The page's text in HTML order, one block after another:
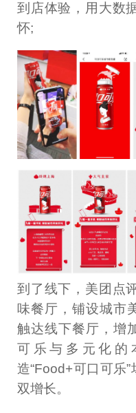
到店体验，用大数
怀;
到了线下，美团点
味餐厅，铺设城市
触达线下餐厅，增
可乐与多元化的
造“Food+可口可乐
双增长。